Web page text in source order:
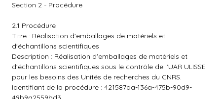
Section 2 - Procédure
2.1 Procédure
Titre : Réalisation d'emballages de matériels et
d'échantillons scientifiques
Description : Réalisation d'emballages de matériels et
d'échantillons scientifiques sous le contrôle de l'UAR ULISSE
pour les besoins des Unités de recherches du CNRS.
Identifiant de la procédure : 421587da-136a-475b-90d9-